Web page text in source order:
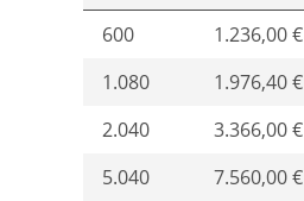
600
1.236,00 €
1.080
1.976,40 €
2.040
3.366,00 €
5.040
7.560,00 €